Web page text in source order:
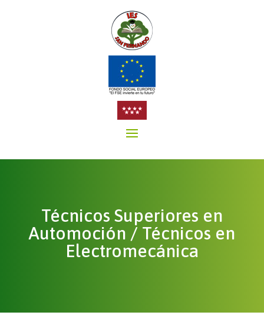
Técnicos Superiores en
Automoción / Técnicos en
Electromecánica